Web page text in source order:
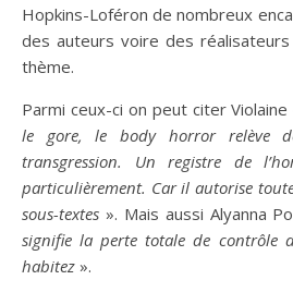
Hopkins-Loféron de nombreux
des auteurs voire des
thème.
Parmi ceux-ci on peut citer Violaine
le gore, le body horror relève
transgression. Un registre de
particulièrement. Car il autorise
sous-textes ». Mais aussi Alyanna
signifie la perte totale de contrôle
habitez ».